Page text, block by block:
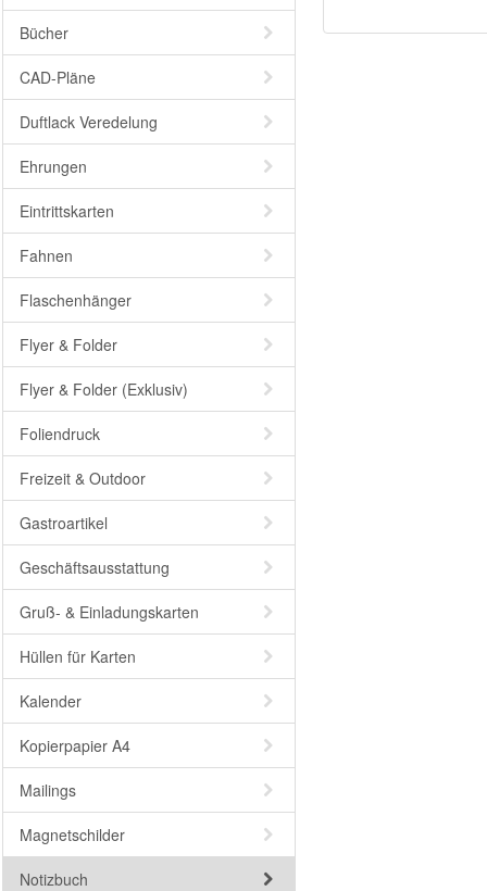
Bücher
CAD-Pläne
Duftlack Veredelung
Ehrungen
Eintrittskarten
Fahnen
Flaschenhänger
Flyer & Folder
Flyer & Folder (Exklusiv)
Foliendruck
Freizeit & Outdoor
Gastroartikel
Geschäftsausstattung
Gruß- & Einladungskarten
Hüllen für Karten
Kalender
Kopierpapier A4
Mailings
Magnetschilder
Notizbuch